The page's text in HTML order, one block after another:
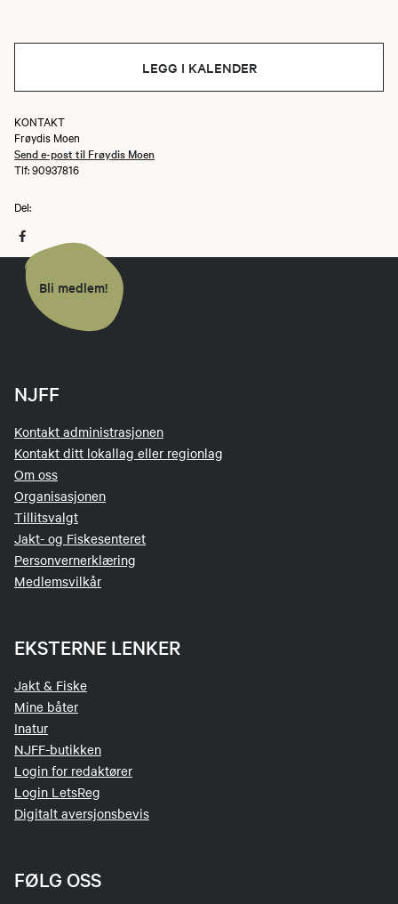
LEGG I KALENDER
KONTAKT
Frøydis Moen
Send e-post til Frøydis Moen
Tlf: 90937816
Del:
Bli medlem!
NJFF
Kontakt administrasjonen
Kontakt ditt lokallag eller regionlag
Om oss
Organisasjonen
Tillitsvalgt
Jakt- og Fiskesenteret
Personvernerklæring
Medlemsvilkår
EKSTERNE LENKER
Jakt & Fiske
Mine båter
Inatur
NJFF-butikken
Login for redaktører
Login LetsReg
Digitalt aversjonsbevis
FØLG OSS